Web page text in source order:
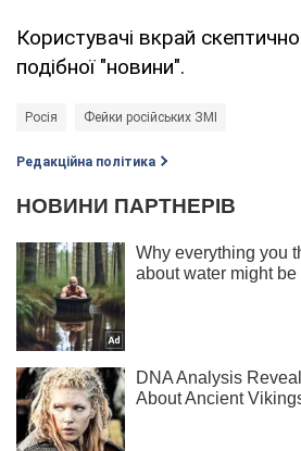
Користувачі вкрай
подібної "новини".
Росія Фейки російських ЗМІ
Редакційна політика